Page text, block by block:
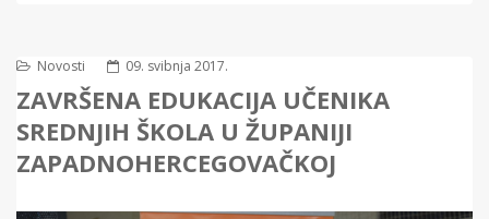
Novosti 09. svibnja 2017.
ZAVRŠENA EDUKACIJA UČENIKA
SREDNJIH ŠKOLA U ŽUPANIJI
ZAPADNOHERCEGOVAČKOJ